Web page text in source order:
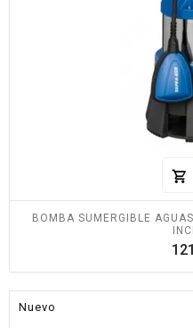
BOMBA SUMERGIBLE
Nuevo